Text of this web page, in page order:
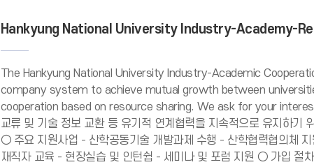
Hankyung National University Industry-Academy-
The Hankyung National University Industry-Academic
company system to achieve mutual growth between
cooperation based on resource sharing. We ask for your
교류 및 기술 정보 교환 등 유기적 연계협력을 지속적으로 유지하기
○ 주요 지원사업 - 산학공동기술 개발과제 수행 - 산학협력협의체
재직자 교육 - 현장실습 및 인턴쉽 - 세미나 및 포럼 지원 ○ 가입 절